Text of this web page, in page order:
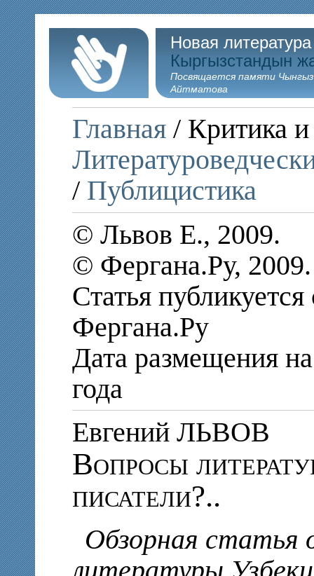
Новая
Кыргызстандын
Посвящается памяти
Айтматова
Главная / Критика и
/ Публицистика
© Львов Е., 2009.
© Фергана.Ру, 2009.
Статья
Фергана.Ру
Дата размещения
года
Евгений ЛЬВОВ
Вопросы
писатели?..
Обзорная статья